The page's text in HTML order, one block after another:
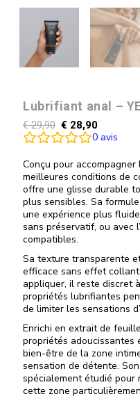
Lubrifiant anal –
€29,90 € 28,90
0 avis
Conçu pour
meilleures conditions de
offre une glisse durable
plus sensibles. Sa
une expérience plus
sans préservatif, ou avec
compatibles.
Sa texture transparente
efficace sans effet
appliquer, il reste discret
propriétés lubrifiantes
de limiter les sensations
Enrichi en extrait de
propriétés adoucissantes
bien-être de la zone
sensation de détente.
spécialement étudié pour
cette zone